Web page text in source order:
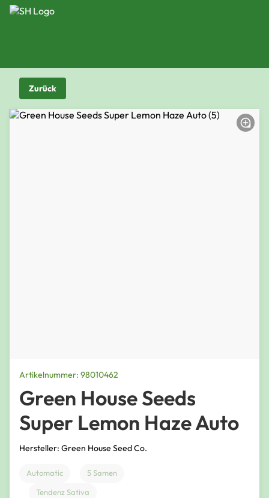
Zurück
Artikelnummer: 98010462
Green House Seeds
Super Lemon Haze Auto
Hersteller: Green House Seed Co.
Automatic
5 Samen
Tendenz Sativa